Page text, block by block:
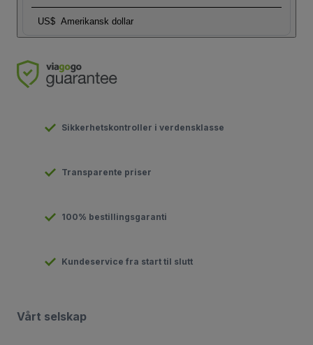
US$ Amerikansk dollar
Sikkerhetskontroller i verdensklasse
Transparente priser
100% bestillingsgaranti
Kundeservice fra start til slutt
Vårt selskap